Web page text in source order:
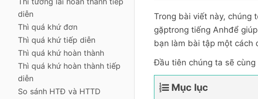
diễn
Thì quá khứ đơn
Thì quá khứ tiếp diễn
Thì quá khứ hoàn thành
Thì quá khứ hoàn thành tiếp
diễn
So sánh HTĐ và HTTD
Trong bài viết này, chúng
gặptrong tiếng Anhđể
bạn làm bài tập một cách
Đầu tiên chúng ta sẽ
Mục lục